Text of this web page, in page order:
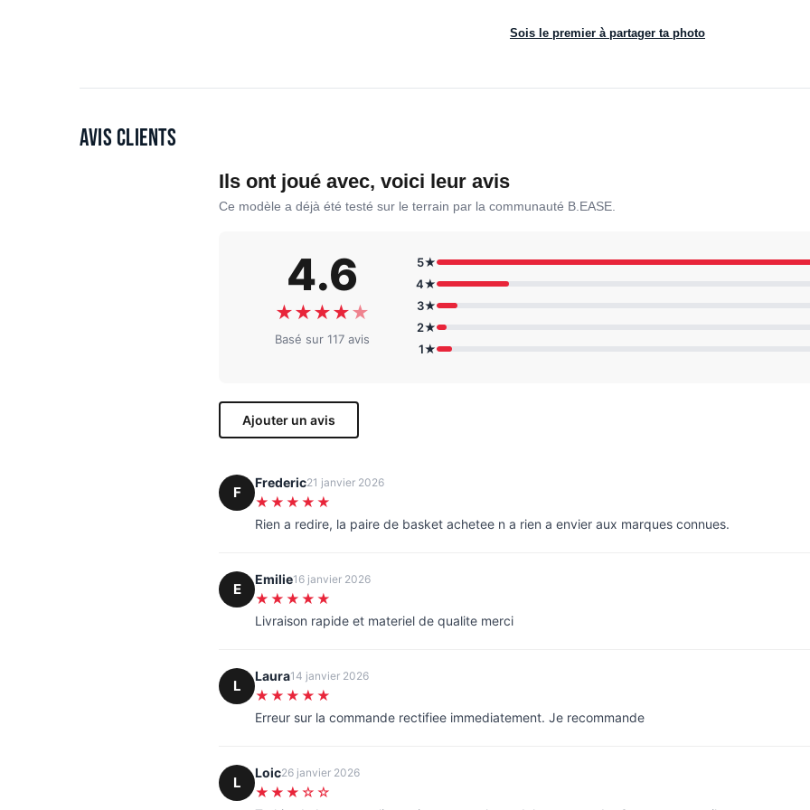
Sois le premier à partager ta photo
Avis clients
Ils ont joué avec, voici leur avis
Ce modèle a déjà été testé sur le terrain par la communauté B.EASE.
4.6
★★★★★
Basé sur 117 avis
5★
4★
3★
2★
1★
Ajouter un avis
F
Frederic21 janvier 2026
★★★★★
Rien a redire, la paire de basket achetee n a rien a envier aux marques connues.
E
Emilie16 janvier 2026
★★★★★
Livraison rapide et materiel de qualite merci
L
Laura14 janvier 2026
★★★★★
Erreur sur la commande rectifiee immediatement. Je recommande
L
Loic26 janvier 2026
★★★☆☆